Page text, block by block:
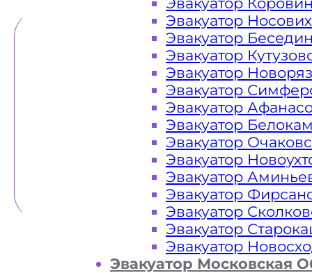
Эвакуатор
Эвакуатор
Эвакуатор
Эвакуатор
Эвакуатор
Эвакуатор
Эвакуатор
Эвакуатор
Эвакуатор
Эвакуатор
Эвакуатор
Эвакуатор
Эвакуатор
Эвакуатор
Эвакуатор Московская